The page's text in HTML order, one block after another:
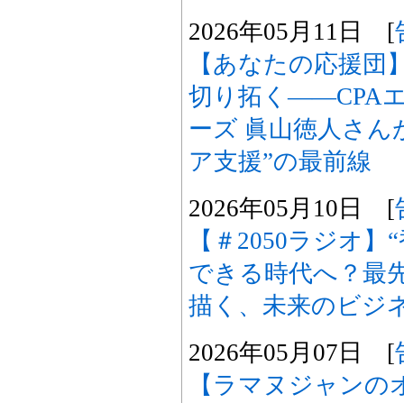
2026年05月11日 [
【あなたの応援団
切り拓く――CPA
ーズ 眞山徳人さん
ア支援”の最前線
2026年05月10日 [
【＃2050ラジオ
できる時代へ？最
描く、未来のビジ
2026年05月07日 [
【ラマヌジャン